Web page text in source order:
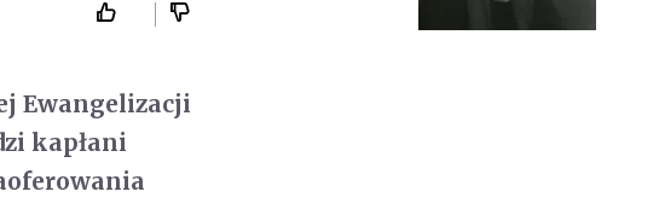
Ewangelizacji
kapłani